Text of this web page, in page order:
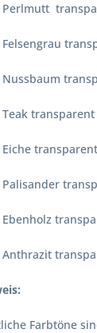
Perlmutt
Felsengrau
Nussbaum
Teak transparent
Eiche transparent
Palisander
Ebenholz
Anthrazit
Farbtöne